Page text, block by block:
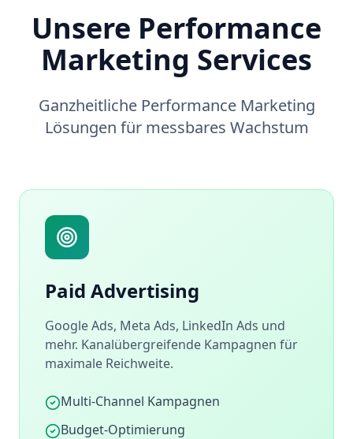
Unsere Performance
Marketing Services
Ganzheitliche Performance Marketing
Lösungen für messbares Wachstum
Paid Advertising
Google Ads, Meta Ads, LinkedIn Ads und
mehr. Kanalübergreifende Kampagnen für
maximale Reichweite.
Multi-Channel Kampagnen
Budget-Optimierung